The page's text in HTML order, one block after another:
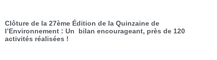
Clôture de la 27ème Édition de la Quinzaine de
l’Environnement : Un bilan encourageant, près de 120
activités réalisées !